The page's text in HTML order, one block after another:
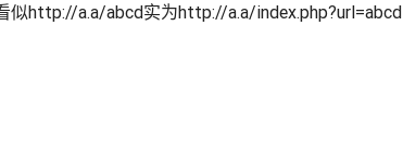
似http://a.a/abcd实为http://a.a/index.php?url=abcd